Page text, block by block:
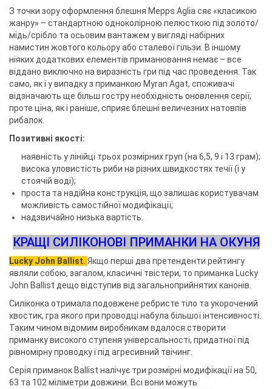
З точки зору оформлення блешня Mepps Aglia сяє «класикою
жанру» – стандартною одноколірною пелюсткою під золото/
мідь/срібло та осьовим вантажем у вигляді набірних
намистин жовтого кольору або сталевої гільзи. В іншому
ніяких додаткових елементів приманювання немає – все
віддано виключно на виразність гри під час проведення. Так
само, як і у випадку з приманкою Myran Agat, споживачі
відзначають ще більш гостру необхідність оновлення серії,
проте ціна, як і раніше, сприяє блешні величезних натовпів
рибалок.
Позитивні якості:
наявність у лінійці трьох розмірних груп (на 6,5, 9 і 13 грам);
висока уловистість риби на різних швидкостях течії (і у
стоячій воді);
проста та надійна конструкція, що залишає користувачам
можливість самостійної модифікації;
надзвичайно низька вартість.
КРАЩІ СИЛІКОНОВІ ПРИМАНКИ НА ОКУНЯ
Lucky John Ballist. Якщо перші два претенденти рейтингу
являли собою, загалом, класичні твістери, то приманка Lucky
John Ballist дещо відступив від загальноприйнятих канонів.
Силіконка отримала подовжене ребристе тіло та укорочений
хвостик, гра якого при проводці набула більшої інтенсивності.
Таким чином відомим виробникам вдалося створити
приманку високого ступеня універсальності, придатної під
рівномірну проводку і під агресивний твічинг.
Серія приманок Ballist налічує три розмірні модифікації на 50,
63 та 102 міліметри довжини. Всі вони можуть